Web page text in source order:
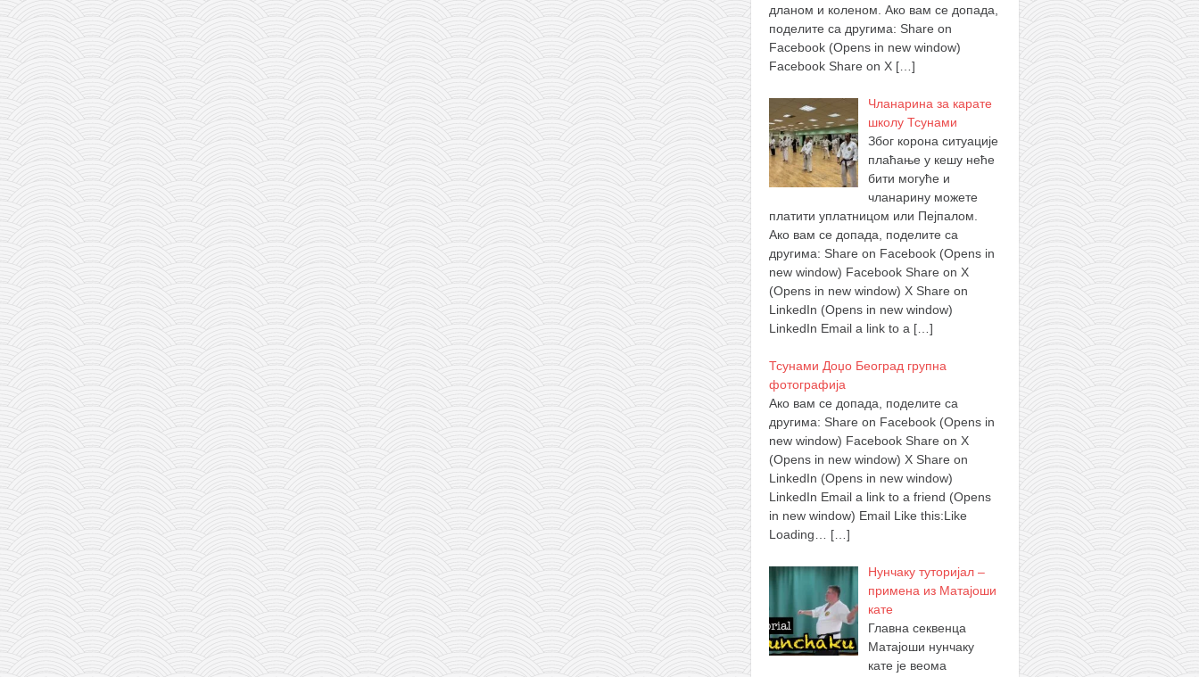
дланом и коленом. Ако вам се допада,
поделите са другима: Share on
Facebook (Opens in new window)
Facebook Share on X […]
Чланарина за карате
школу Тсунами
Због корона ситуације
плаћање у кешу неће
бити могуће и
чланарину можете
платити уплатницом или Пејпалом.
Ако вам се допада, поделите са
другима: Share on Facebook (Opens in
new window) Facebook Share on X
(Opens in new window) X Share on
LinkedIn (Opens in new window)
LinkedIn Email a link to a […]
Тсунами Доџо Београд групна
фотографија
Ако вам се допада, поделите са
другима: Share on Facebook (Opens in
new window) Facebook Share on X
(Opens in new window) X Share on
LinkedIn (Opens in new window)
LinkedIn Email a link to a friend (Opens
in new window) Email Like this:Like
Loading…
[…]
Нунчаку туторијал –
примена из Матајоши
кате
Главна секвенца
Матајоши нунчаку
кате је веома